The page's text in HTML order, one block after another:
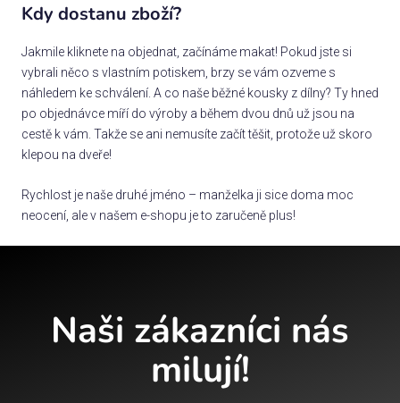
Kdy dostanu zboží?
Jakmile kliknete na objednat, začínáme makat! Pokud jste si
vybrali něco s vlastním potiskem, brzy se vám ozveme s
náhledem ke schválení. A co naše běžné kousky z dílny? Ty hned
po objednávce míří do výroby a během dvou dnů už jsou na
cestě k vám. Takže se ani nemusíte začít těšit, protože už skoro
klepou na dveře!
Rychlost je naše druhé jméno – manželka ji sice doma moc
neocení, ale v našem e-shopu je to zaručeně plus!
Naši zákazníci nás
milují!